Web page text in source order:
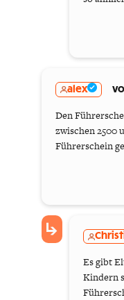
alex
Den
zwischen 2500
Führerschein
Es gibt
Kindern